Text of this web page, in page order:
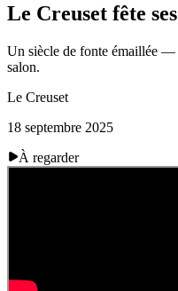
Le Creuset fête
Un siècle de fonte émaillée —
salon.
Le Creuset
18 septembre 2025
À regarder